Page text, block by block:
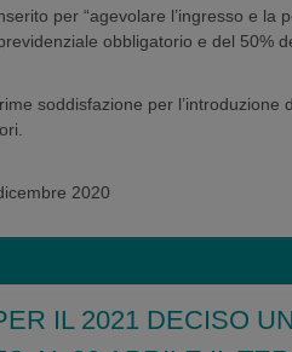
per “agevolare l’ingresso e
obbligatorio e del 50%
soddisfazione per
2020
IL 2021 DECISO